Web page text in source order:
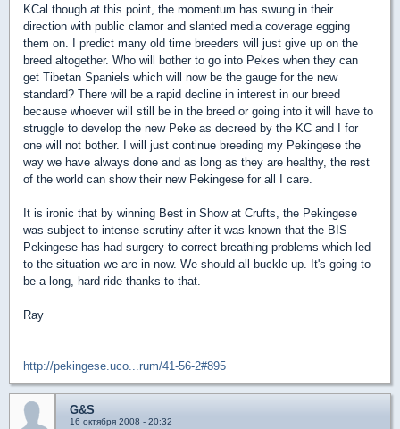
KCal though at this point, the momentum has swung in their
direction with public clamor and slanted media coverage egging
them on. I predict many old time breeders will just give up on the
breed altogether. Who will bother to go into Pekes when they can
get Tibetan Spaniels which will now be the gauge for the new
standard? There will be a rapid decline in interest in our breed
because whoever will still be in the breed or going into it will have to
struggle to develop the new Peke as decreed by the KC and I for
one will not bother. I will just continue breeding my Pekingese the
way we have always done and as long as they are healthy, the rest
of the world can show their new Pekingese for all I care.
It is ironic that by winning Best in Show at Crufts, the Pekingese
was subject to intense scrutiny after it was known that the BIS
Pekingese has had surgery to correct breathing problems which led
to the situation we are in now. We should all buckle up. It's going to
be a long, hard ride thanks to that.
Ray
http://pekingese.uco...rum/41-56-2#895
G&S
16 октября 2008 - 20:32